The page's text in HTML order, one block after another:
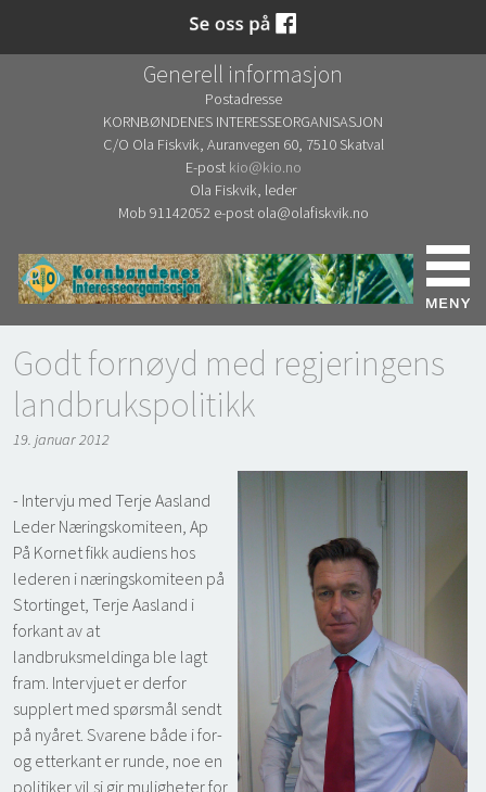
Generell informasjon
Postadresse
KORNBØNDENES INTERESSEORGANISASJON
C/O Ola Fiskvik, Auranvegen 60, 7510 Skatval
E-post kio@kio.no
Ola Fiskvik, leder
Mob 91142052 e-post ola@olafiskvik.no
Godt fornøyd med regjeringens
landbrukspolitikk
19. januar 2012
- Intervju med Terje Aasland 
Leder Næringskomiteen, Ap
På Kornet fikk audiens hos
lederen i næringskomiteen på
Stortinget, Terje Aasland i
forkant av at
landbruksmeldinga ble lagt
fram. Intervjuet er derfor
supplert med spørsmål sendt
på nyåret. Svarene både i for-
og etterkant er runde, noe en
politiker vil si gir muligheter for